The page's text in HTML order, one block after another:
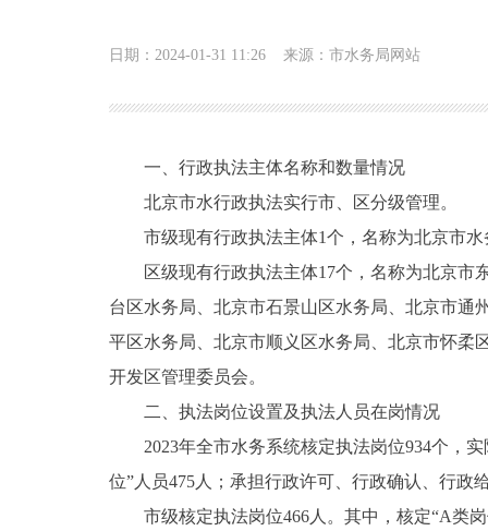
日期：2024-01-31 11:26 来源：市水务局网站
一、行政执法主体名称和数量情况
北京市水行政执法实行市、区分级管理。
市级现有行政执法主体1个，名称为北京市水
区级现有行政执法主体17个，名称为北京
台区水务局、北京市石景山区水务局、北京市通
平区水务局、北京市顺义区水务局、北京市怀柔
开发区管理委员会。
二、执法岗位设置及执法人员在岗情况
2023年全市水务系统核定执法岗位934个，
位”人员475人；承担行政许可、行政确认、行政
市级核定执法岗位466人。其中，核定“A类